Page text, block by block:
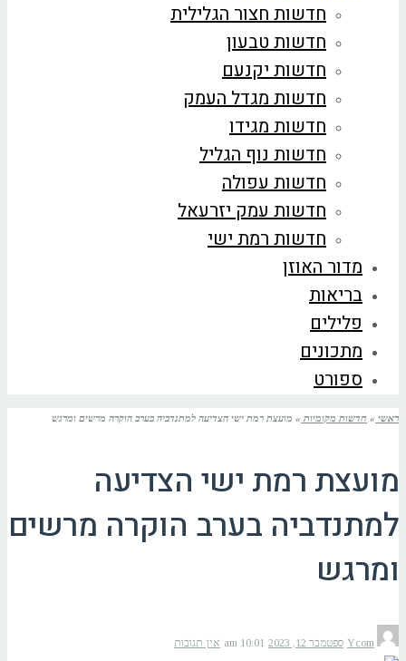
חדשות חצור הגלילית
חדשות טבעון
חדשות יקנעם
חדשות מגדל העמק
חדשות מגידו
חדשות נוף הגליל
חדשות עפולה
חדשות עמק יזרעאל
חדשות רמת ישי
מדור האוזן
בריאות
פלילים
מתכונים
ספורט
ראשי » חדשות מקומיות » מועצת רמת ישי הצדיעה למתנדביה בערב הוקרה מרשים ומרגש
מועצת רמת ישי הצדיעה
למתנדביה בערב הוקרה מרשים
ומרגש
Ycom ספטמבר 12, 2023 10:01 am אין תגובות